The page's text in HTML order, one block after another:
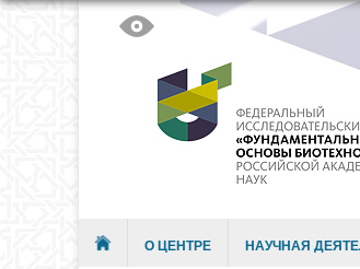
Menu О ЦЕНТРЕ НАУЧНАЯ